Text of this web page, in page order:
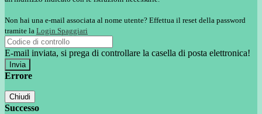
Non hai una e-mail associata al nome utente? Effettua il reset della password
tramite la Login Spaggiari
E-mail inviata, si prega di controllare la casella di posta elettronica!
Errore
Chiudi
Successo